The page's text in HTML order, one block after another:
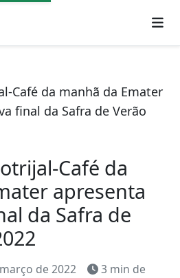
Café da manhã da Emater
final da Safra de Verão
Café da
apresenta
da Safra de
de 2022
3 min de